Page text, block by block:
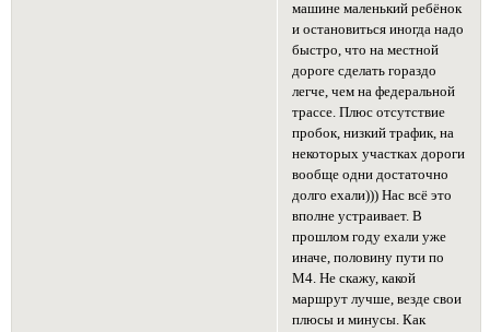
машине маленький ребёнок
и остановиться иногда надо
быстро, что на местной
дороге сделать гораздо
легче, чем на федеральной
трассе. Плюс отсутствие
пробок, низкий трафик, на
некоторых участках дороги
вообще одни достаточно
долго ехали))) Нас всё это
вполне устраивает. В
прошлом году ехали уже
иначе, половину пути по
М4. Не скажу, какой
маршрут лучше, везде свои
плюсы и минусы. Как